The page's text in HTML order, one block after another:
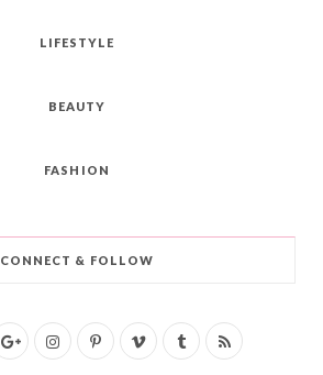
LIFESTYLE
BEAUTY
FASHION
CONNECT & FOLLOW
G
I
P
V
T
R